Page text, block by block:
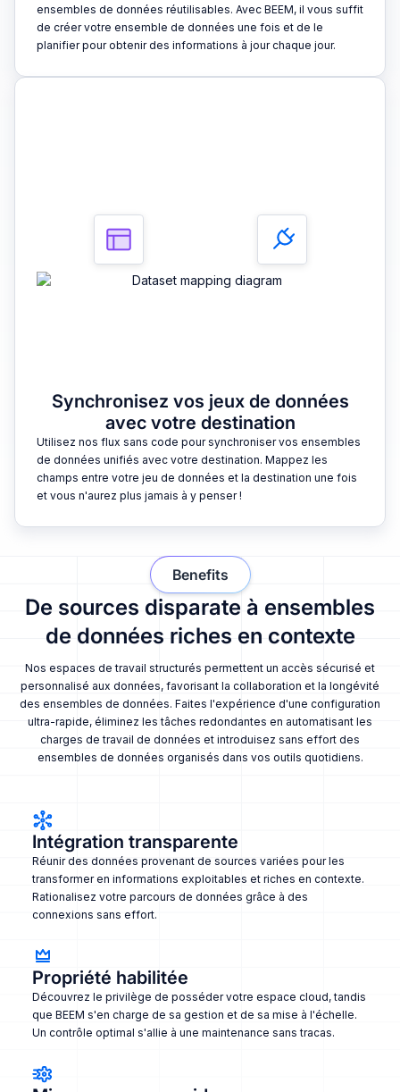
ensembles de données réutilisables. Avec BEEM, il vous suffit
de créer votre ensemble de données une fois et de le
planifier pour obtenir des informations à jour chaque jour.
Synchronisez vos jeux de données
avec votre destination
Utilisez nos flux sans code pour synchroniser vos ensembles
de données unifiés avec votre destination. Mappez les
champs entre votre jeu de données et la destination une fois
et vous n'aurez plus jamais à y penser !
De sources disparate à ensembles
de données riches en contexte
Nos espaces de travail structurés permettent un accès sécurisé et
personnalisé aux données, favorisant la collaboration et la longévité
des ensembles de données. Faites l'expérience d'une configuration
ultra-rapide, éliminez les tâches redondantes en automatisant les
charges de travail de données et introduisez sans effort des
ensembles de données organisés dans vos outils quotidiens.
Benefits
Intégration transparente
Réunir des données provenant de sources variées pour les
transformer en informations exploitables et riches en contexte.
Rationalisez votre parcours de données grâce à des
connexions sans effort.
Propriété habilitée
Découvrez le privilège de posséder votre espace cloud, tandis
que BEEM s'en charge de sa gestion et de sa mise à l'échelle.
Un contrôle optimal s'allie à une maintenance sans tracas.